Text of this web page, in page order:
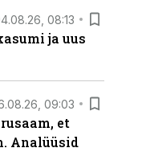
08:13
ja uus
09:03
et
Analüüsid